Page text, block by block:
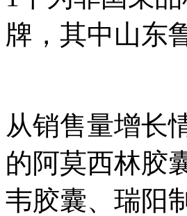
牌，其中山东
从销售量增长
的阿莫西林胶
韦胶囊、瑞阳